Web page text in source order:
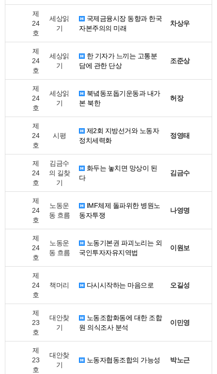
제
24
호
세상읽
기
국제금융시장 동향과 한국
자본주의의 미래
차상우
제
24
호
세상읽
기
한 기자가 느끼는 고통분
담에 관한 단상
조준상
제
24
호
세상읽
기
북녘동포돕기운동과 내가
본 북한
허장
제
24
호
시평
제2회 지방선거와 노동자
정치세력화
정영태
제
24
호
김금수
의 길찾
기
화두는 놓치면 망상이 된
다
김금수
제
24
호
노동운
동 흐름
IMF체제 돌파위한 병원노
동자투쟁
나영명
제
24
호
노동운
동 흐름
노동기본권 파괴노리는 외
국인투자자유지역법
이원보
제
24
호
책머리 다시시작하는 마음으로 오길성
제
23
호
대안찾
기
노동조합화동에 대한 조합
원 의식조사 분석
이민영
제
23
호
대안찾
기
노동자협동조합의 가능성 박노근